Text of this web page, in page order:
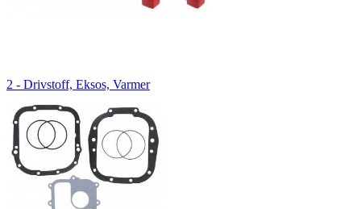
2 - Drivstoff, Eksos, Varmer